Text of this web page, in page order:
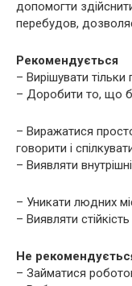
допомогти
перебудов,
Рекомендується
– Вирішувати тільки
– Доробити то, що
– Виражатися
говорити і
– Виявляти
– Уникати людних
– Виявляти стійкість
Не
– Займатися